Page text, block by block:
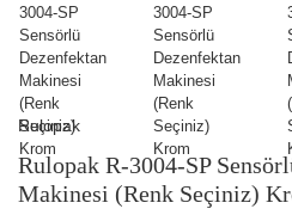
Rulopak
Rulopak R-3004-SP
Makinesi (Renk Seçiniz)